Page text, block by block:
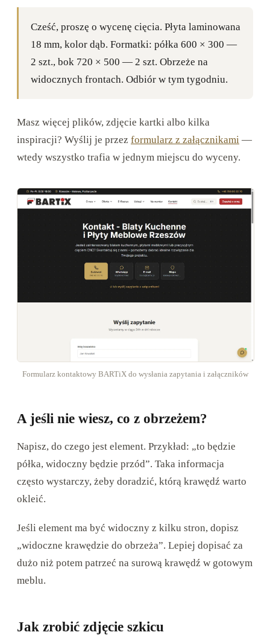
Cześć, proszę o wycenę cięcia. Płyta laminowana
18 mm, kolor dąb. Formatki: półka 600 × 300 —
2 szt., bok 720 × 500 — 2 szt. Obrzeże na
widocznych frontach. Odbiór w tym tygodniu.
Masz więcej plików, zdjęcie kartki albo kilka
inspiracji? Wyślij je przez formularz z załącznikami —
wtedy wszystko trafia w jednym miejscu do wyceny.
Formularz kontaktowy BARTiX do wysłania zapytania i załączników
A jeśli nie wiesz, co z obrzeżem?
Napisz, do czego jest element. Przykład: „to będzie
półka, widoczny będzie przód”. Taka informacja
często wystarczy, żeby doradzić, którą krawędź warto
okleić.
Jeśli element ma być widoczny z kilku stron, dopisz
„widoczne krawędzie do obrzeża”. Lepiej dopisać za
dużo niż potem patrzeć na surową krawędź w gotowym
meblu.
Jak zrobić zdjęcie szkicu